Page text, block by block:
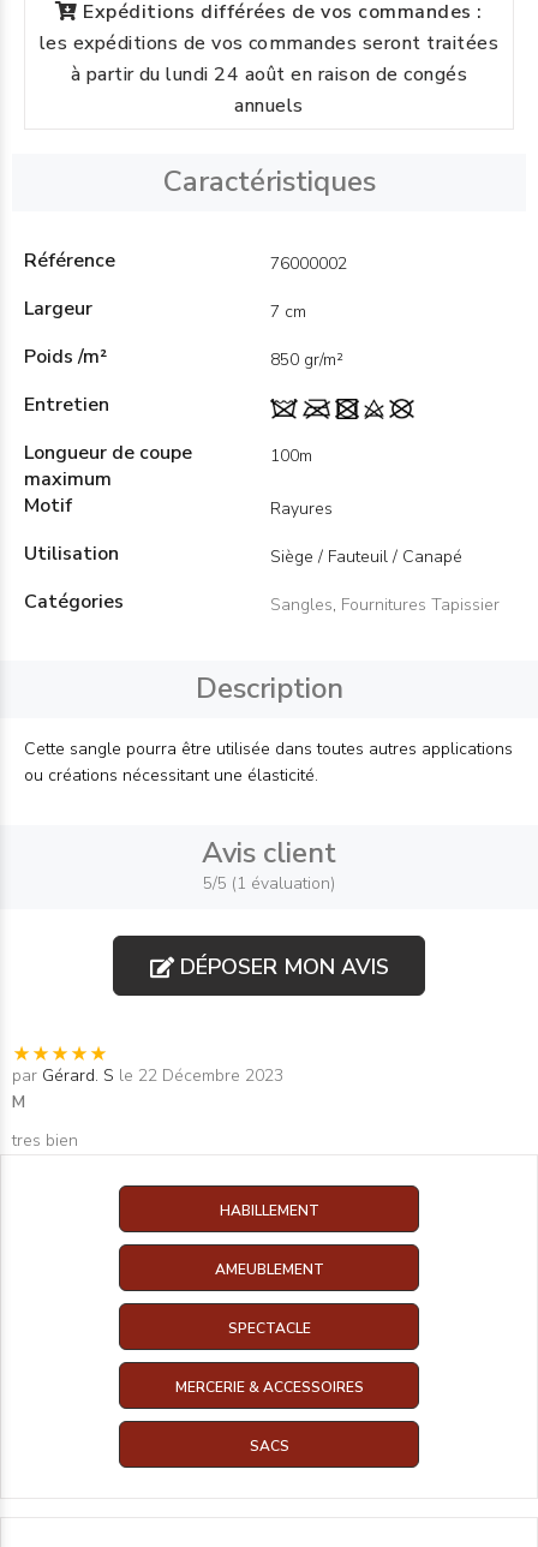
Expéditions différées de vos commandes :
les expéditions de vos commandes seront traitées
à partir du lundi 24 août en raison de congés
annuels
Caractéristiques
Référence 76000002
Largeur 7 cm
Poids /m² 850 gr/m²
Entretien
Longueur de coupe
maximum
100m
Motif Rayures
Utilisation Siège / Fauteuil / Canapé
Catégories Sangles, Fournitures Tapissier
Description
Cette sangle pourra être utilisée dans toutes autres applications
ou créations nécessitant une élasticité.
Avis client
5/5 (1 évaluation)
DÉPOSER MON AVIS
par Gérard. S le 22 Décembre 2023
M
tres bien
HABILLEMENT
AMEUBLEMENT
SPECTACLE
MERCERIE & ACCESSOIRES
SACS